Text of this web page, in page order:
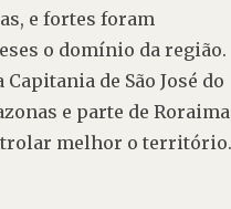
, e fortes foram
o domínio da região.
de São José do
e parte de
melhor o território.